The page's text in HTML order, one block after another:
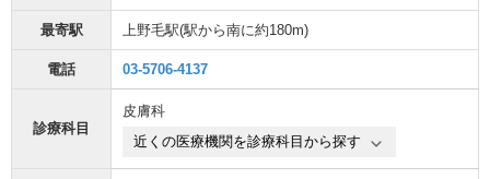
最寄駅 上野毛駅(駅から南に約180m)
電話 03-5706-4137
診療科目
皮膚科
近くの医療機関を診療科目から探す